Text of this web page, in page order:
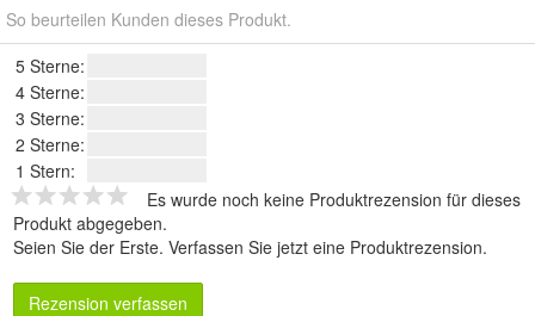
So beurteilen Kunden dieses Produkt.
5 Sterne:
4 Sterne:
3 Sterne:
2 Sterne:
1 Stern:
Es wurde noch keine Produktrezension für dieses
Produkt abgegeben.
Seien Sie der Erste. Verfassen Sie jetzt eine Produktrezension.
Rezension verfassen